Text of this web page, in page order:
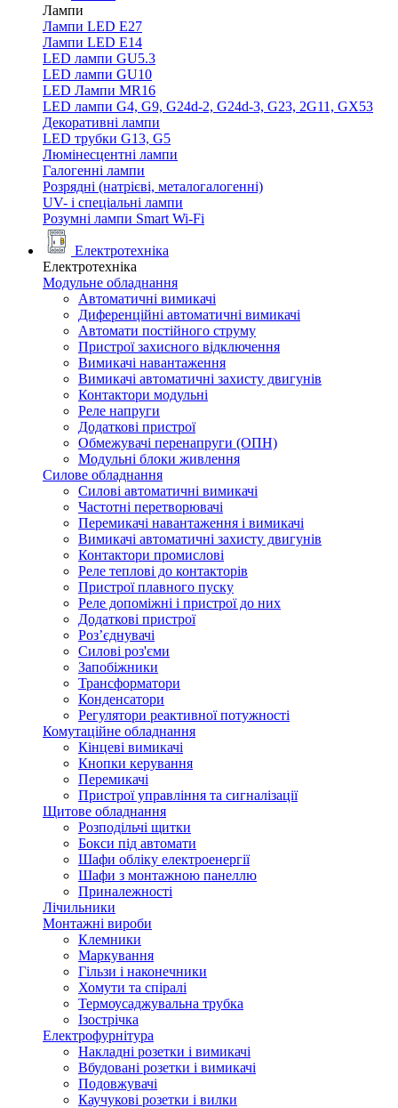
Лампи
Лампи LED E27
Лампи LED Е14
LED лампи GU5.3
LED лампи GU10
LED Лампи MR16
LED лампи G4, G9, G24d-2, G24d-3, G23, 2G11, GX53
Декоративні лампи
LED трубки G13, G5
Люмінесцентні лампи
Галогенні лампи
Розрядні (натрієві, металогалогенні)
UV- і спеціальні лампи
Розумні лампи Smart Wi-Fi
Електротехніка
Електротехніка
Модульне обладнання
Автоматичні вимикачі
Диференційні автоматичні вимикачі
Автомати постійного струму
Пристрої захисного відключення
Вимикачі навантаження
Вимикачі автоматичні захисту двигунів
Контактори модульні
Реле напруги
Додаткові пристрої
Обмежувачі перенапруги (ОПН)
Модульні блоки живлення
Силове обладнання
Силові автоматичні вимикачі
Частотні перетворювачі
Перемикачі навантаження і вимикачі
Вимикачі автоматичні захисту двигунів
Контактори промислові
Реле теплові до контакторів
Пристрої плавного пуску
Реле допоміжні і пристрої до них
Додаткові пристрої
Роз’єднувачі
Силові роз'єми
Запобіжники
Трансформатори
Конденсатори
Регулятори реактивної потужності
Комутаційне обладнання
Кінцеві вимикачі
Кнопки керування
Перемикачі
Пристрої управління та сигналізації
Щитове обладнання
Розподільчі щитки
Бокси під автомати
Шафи обліку електроенергії
Шафи з монтажною панеллю
Приналежності
Лічильники
Монтажні вироби
Клемники
Маркування
Гільзи і наконечники
Хомути та спіралі
Термоусаджувальна трубка
Ізострічка
Електрофурнітура
Накладні розетки і вимикачі
Вбудовані розетки і вимикачі
Подовжувачі
Каучукові розетки і вилки